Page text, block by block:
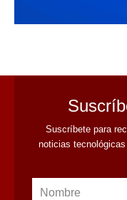
Suscríbete para
noticias
Nombre